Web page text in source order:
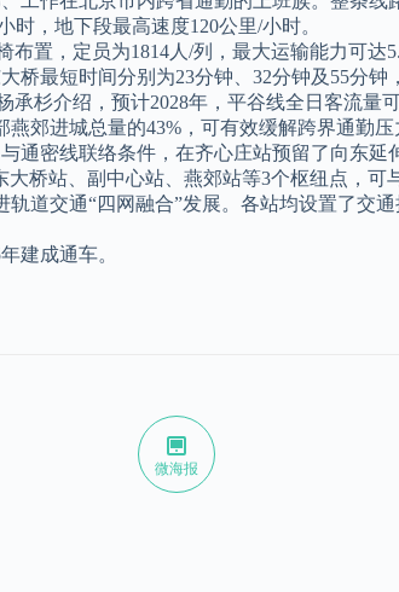
，地下段最高速度120公里/小时。
布置，定员为1814人/列，最大运输能力可达
桥最短时间分别为23分钟、32分钟及55分钟
承杉介绍， 预计2028年，平谷线全日客流量
郊进城总量的43%， 可有效缓解跨界通勤压
通密线联络条件，在齐心庄站预留了向东延
桥站、副中心站、燕郊站等3个枢纽点，可
道交通“四网融合”发展。各站均设置了交
建成通车。
微海报